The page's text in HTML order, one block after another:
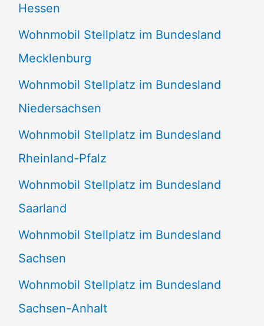
Hessen
Wohnmobil Stellplatz im Bundesland
Mecklenburg
Wohnmobil Stellplatz im Bundesland
Niedersachsen
Wohnmobil Stellplatz im Bundesland
Rheinland-Pfalz
Wohnmobil Stellplatz im Bundesland
Saarland
Wohnmobil Stellplatz im Bundesland
Sachsen
Wohnmobil Stellplatz im Bundesland
Sachsen-Anhalt